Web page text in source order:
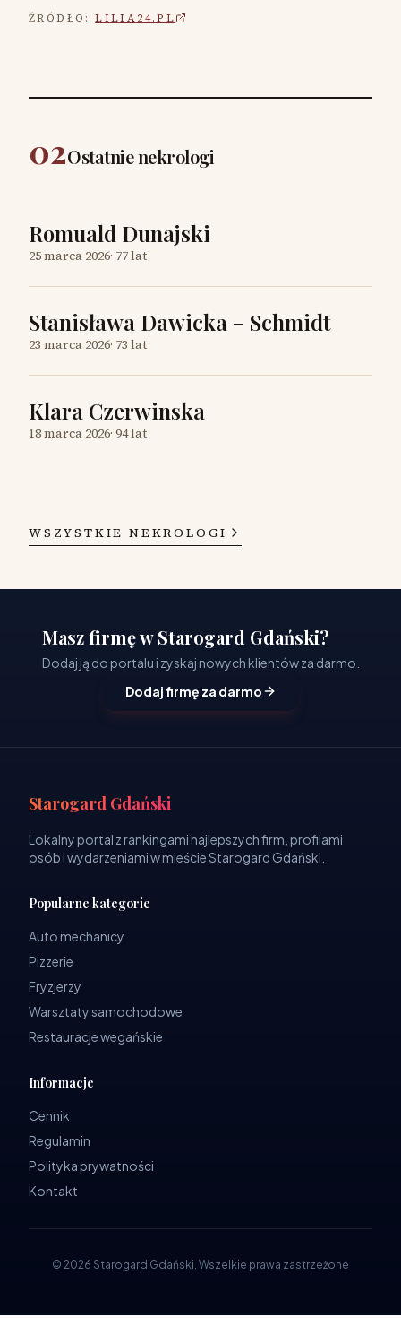
ŹRÓDŁO: LILIA24.PL
02Ostatnie nekrologi
Romuald Dunajski
25 marca 2026· 77 lat
Stanisława Dawicka – Schmidt
23 marca 2026· 73 lat
Klara Czerwinska
18 marca 2026· 94 lat
WSZYSTKIE NEKROLOGI
Masz firmę w Starogard Gdański?
Dodaj ją do portalu i zyskaj nowych klientów za darmo.
Dodaj firmę za darmo
Starogard Gdański
Lokalny portal z rankingami najlepszych firm, profilami
osób i wydarzeniami w mieście Starogard Gdański.
Popularne kategorie
Auto mechanicy
Pizzerie
Fryzjerzy
Warsztaty samochodowe
Restauracje wegańskie
Informacje
Cennik
Regulamin
Polityka prywatności
Kontakt
© 2026 Starogard Gdański. Wszelkie prawa zastrzeżone